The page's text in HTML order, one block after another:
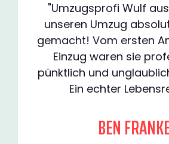
"Umzugsprofi Wulf
unseren Umzug
gemacht! Vom ersten
Einzug waren sie
pünktlich und
Ein echter
BEN